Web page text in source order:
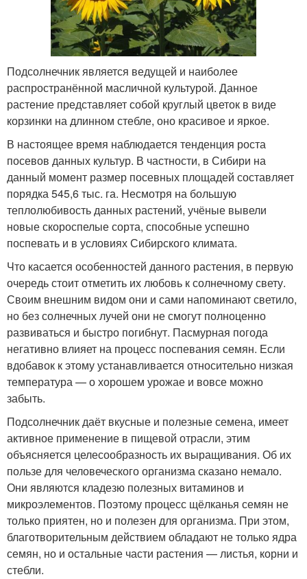
Подсолнечник является ведущей и наиболее
распространённой масличной культурой. Данное
растение представляет собой круглый цветок в виде
корзинки на длинном стебле, оно красивое и яркое.
В настоящее время наблюдается тенденция роста
посевов данных культур. В частности, в Сибири на
данный момент размер посевных площадей составляет
порядка 545,6 тыс. га. Несмотря на большую
теплолюбивость данных растений, учёные вывели
новые скороспелые сорта, способные успешно
поспевать и в условиях Сибирского климата.
Что касается особенностей данного растения, в первую
очередь стоит отметить их любовь к солнечному свету.
Своим внешним видом они и сами напоминают светило,
но без солнечных лучей они не смогут полноценно
развиваться и быстро погибнут. Пасмурная погода
негативно влияет на процесс поспевания семян. Если
вдобавок к этому устанавливается относительно низкая
температура — о хорошем урожае и вовсе можно
забыть.
Подсолнечник даёт вкусные и полезные семена, имеет
активное применение в пищевой отрасли, этим
объясняется целесообразность их выращивания. Об их
пользе для человеческого организма сказано немало.
Они являются кладезю полезных витаминов и
микроэлементов. Поэтому процесс щёлканья семян не
только приятен, но и полезен для организма. При этом,
благотворительным действием обладают не только ядра
семян, но и остальные части растения — листья, корни и
стебли.